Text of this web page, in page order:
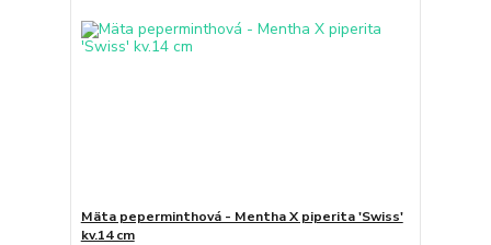
Mäta peperminthová - Mentha X piperita 'Swiss'
kv.14 cm